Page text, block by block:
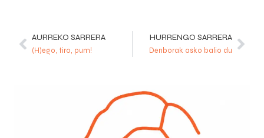
AURREKO SARRERA
(H)ego, tiro, pum!
HURRENGO SARRERA
Denborak asko balio du